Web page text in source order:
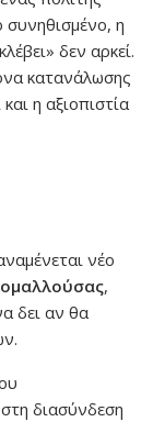
η
δεν αρκεί.
κατανάλωσης
η αξιοπιστία
νέο
,
δει αν θα
διασύνδεση